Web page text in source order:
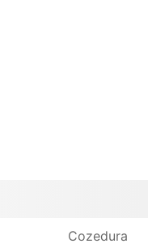
Cozedura